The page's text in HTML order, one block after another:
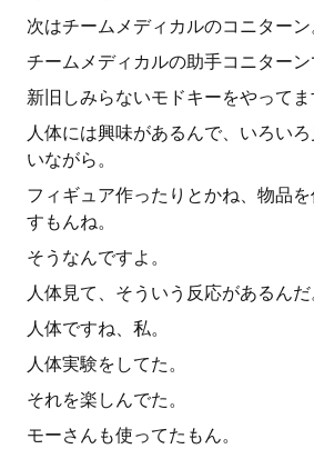
次はチームメディカルのコニターン
チームメディカルの助手コニターン
新旧しみらないモドキーをやってま
人体には興味があるんで、いろい
いながら。
フィギュア作ったりとかね、物品
すもんね。
そうなんですよ。
人体見て、そういう反応があるんだ
人体ですね、私。
人体実験をしてた。
それを楽しんでた。
モーさんも使ってたもん。